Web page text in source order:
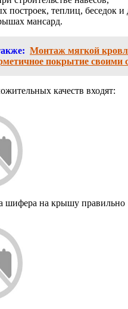
построек, теплиц, беседок и
мансард.
Монтаж мягкой
покрытие своими
качеств входят:
шифера на крышу